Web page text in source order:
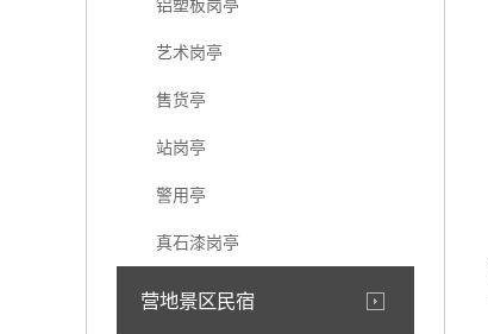
铝塑板岗亭
艺术岗亭
售货亭
站岗亭
警用亭
真石漆岗亭
营地景区民宿